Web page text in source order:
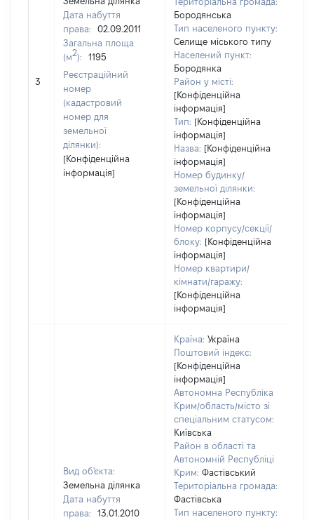
3
Дата набуття
права:
02.09.2011
Загальна площа
(м2):
1195
Реєстраційний
номер
(кадастровий
номер для
земельної
ділянки):
[Конфіденційна
інформація]
Бородянська
Тип населеного пункту:
Селище міського типу
Населений пункт:
Бородянка
Район у місті:
[Конфіденційна
інформація]
Тип: [Конфіденційна
інформація]
Назва: [Конфіденційна
інформація]
Номер будинку/
земельної ділянки:
[Конфіденційна
інформація]
Номер корпусу/секції/
блоку: [Конфіденційна
інформація]
Номер квартири/
кімнати/гаражу:
[Конфіденційна
інформація]
Вид об'єкта:
Земельна ділянка
Дата набуття
права:
13.01.2010
Країна: Україна
Поштовий індекс:
[Конфіденційна
інформація]
Автономна Республіка
Крим/область/місто зі
спеціальним статусом:
Київська
Район в області та
Автономній Республіці
Крим: Фастівський
Територіальна громада:
Фастівська
Тип населеного пункту: